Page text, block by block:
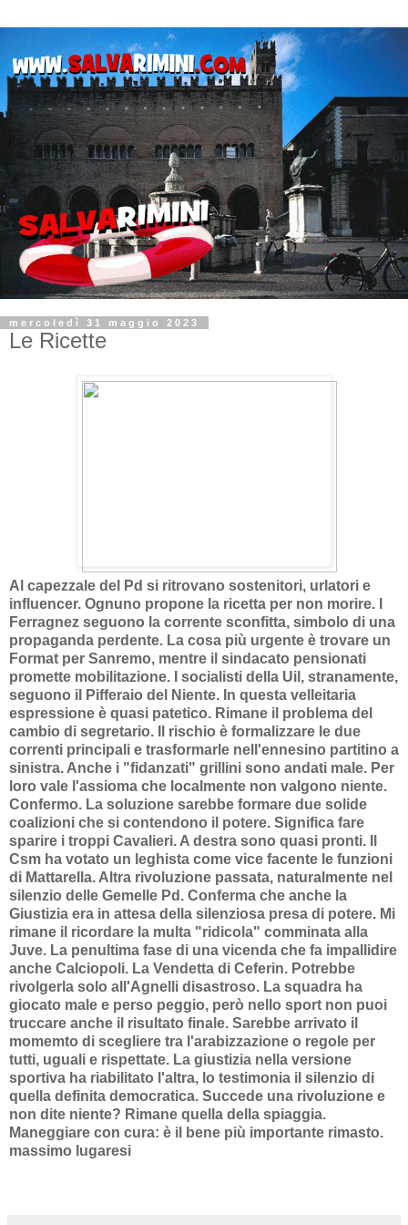
mercoledì 31 maggio 2023
Le Ricette
Al capezzale del Pd si ritrovano sostenitori, urlatori e
influencer. Ognuno propone la ricetta per non morire. I
Ferragnez seguono la corrente sconfitta, simbolo di una
propaganda perdente. La cosa più urgente è trovare un
Format per Sanremo, mentre il sindacato pensionati
promette mobilitazione. I socialisti della Uil, stranamente,
seguono il Pifferaio del Niente. In questa velleitaria
espressione è quasi patetico. Rimane il problema del
cambio di segretario. Il rischio è formalizzare le due
correnti principali e trasformarle nell'ennesino partitino a
sinistra. Anche i "fidanzati" grillini sono andati male. Per
loro vale l'assioma che localmente non valgono niente.
Confermo. La soluzione sarebbe formare due solide
coalizioni che si contendono il potere. Significa fare
sparire i troppi Cavalieri. A destra sono quasi pronti. Il
Csm ha votato un leghista come vice facente le funzioni
di Mattarella. Altra rivoluzione passata, naturalmente nel
silenzio delle Gemelle Pd. Conferma che anche la
Giustizia era in attesa della silenziosa presa di potere. Mi
rimane il ricordare la multa "ridicola" comminata alla
Juve. La penultima fase di una vicenda che fa impallidire
anche Calciopoli. La Vendetta di Ceferin. Potrebbe
rivolgerla solo all'Agnelli disastroso. La squadra ha
giocato male e perso peggio, però nello sport non puoi
truccare anche il risultato finale. Sarebbe arrivato il
momemto di scegliere tra l'arabizzazione o regole per
tutti, uguali e rispettate. La giustizia nella versione
sportiva ha riabilitato l'altra, lo testimonia il silenzio di
quella definita democratica. Succede una rivoluzione e
non dite niente? Rimane quella della spiaggia.
Maneggiare con cura: è il bene più importante rimasto.
massimo lugaresi